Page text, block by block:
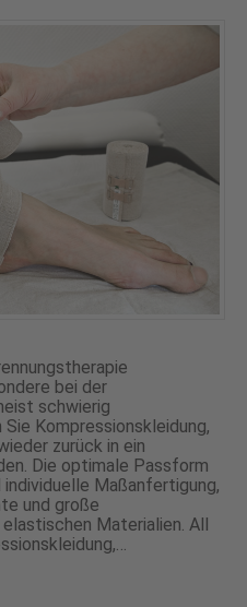
bei der
schwierig
Kompressionskleidung,
zurück in ein
Die optimale Passform
Maßanfertigung,
und große
Materialien. All